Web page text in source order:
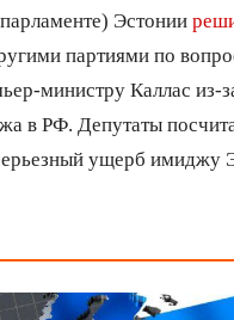
Эстонии
партиями по
министру Каллас из-
в РФ. Депутаты
ущерб имиджу